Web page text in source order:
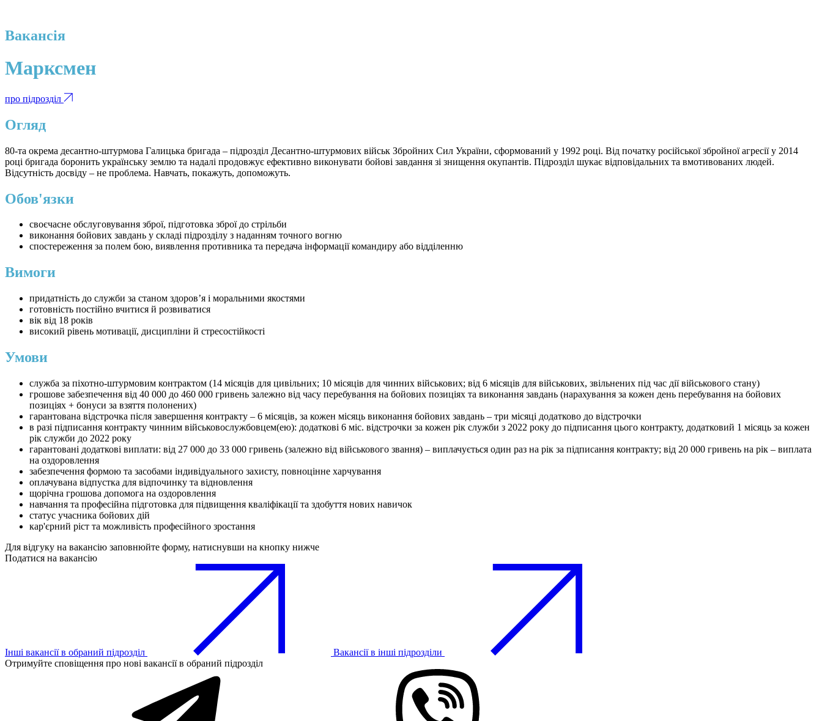
Вакансія
Марксмен
про підрозділ
Огляд
80-та окрема десантно-штурмова Галицька бригада – підрозділ Десантно-штурмових військ Збройних Сил України, сформований у 1992 році. Від початку російської збройної агресії у 2014
році бригада боронить українську землю та надалі продовжує ефективно виконувати бойові завдання зі знищення окупантів. Підрозділ шукає відповідальних та вмотивованих людей.
Відсутність досвіду – не проблема. Навчать, покажуть, допоможуть.
Обов'язки
своєчасне обслуговування зброї, підготовка зброї до стрільби
виконання бойових завдань у складі підрозділу з наданням точного вогню
спостереження за полем бою, виявлення противника та передача інформації командиру або відділенню
Вимоги
придатність до служби за станом здоров’я і моральними якостями
готовність постійно вчитися й розвиватися
вік від 18 років
високий рівень мотивації, дисципліни й стресостійкості
Умови
служба за піхотно-штурмовим контрактом (14 місяців для цивільних; 10 місяців для чинних військових; від 6 місяців для військових, звільнених під час дії військового стану)
грошове забезпечення від 40 000 до 460 000 гривень залежно від часу перебування на бойових позиціях та виконання завдань (нарахування за кожен день перебування на бойових
позиціях + бонуси за взяття полонених)
гарантована відстрочка після завершення контракту – 6 місяців, за кожен місяць виконання бойових завдань – три місяці додатково до відстрочки
в разі підписання контракту чинним військовослужбовцем(ею): додаткові 6 міс. відстрочки за кожен рік служби з 2022 року до підписання цього контракту, додатковий 1 місяць за кожен
рік служби до 2022 року
гарантовані додаткові виплати: від 27 000 до 33 000 гривень (залежно від військового звання) – виплачується один раз на рік за підписання контракту; від 20 000 гривень на рік – виплата
на оздоровлення
забезпечення формою та засобами індивідуального захисту, повноцінне харчування
оплачувана відпустка для відпочинку та відновлення
щорічна грошова допомога на оздоровлення
навчання та професійна підготовка для підвищення кваліфікації та здобуття нових навичок
статус учасника бойових дій
кар'єрний ріст та можливість професійного зростання
Для відгуку на вакансію заповнюйте форму, натиснувши на кнопку нижче
Податися на вакансію
Інші вакансії в обраний підрозділ
Вакансії в інші підрозділи
Отримуйте сповіщення про нові вакансії в обраний підрозділ